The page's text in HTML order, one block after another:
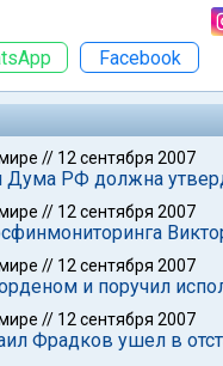
Facebook
// 12 сентября 2007
Дума РФ должна
// 12 сентября 2007
// 12 сентября 2007
и поручил
// 12 сентября 2007
Фрадков ушел в